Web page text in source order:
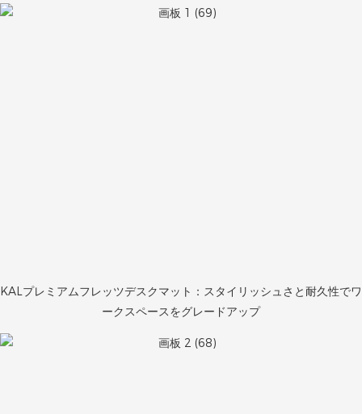
KALプレミアムフレッツデスクマット：スタイリッシュさと耐久性でワ
ークスペースをグレードアップ